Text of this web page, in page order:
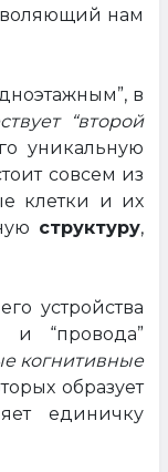
нам
в
“второй
уникальную
совсем из
клетки и их
структуру,
устройства
и “провода”
когнитивные
образует
единичку